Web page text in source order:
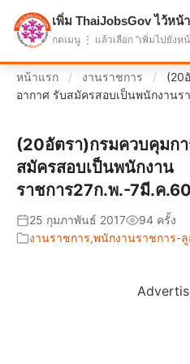
แบ่งปันโอกาส เพื่ออนาคตที่ก้
หน้าแรก / งานราชการ /
(20
อากาศ รับสมัครสอบเป็นพนักงานร
(20อัตรา)กรมควบคุมก
สมัครสอบเป็นพนักงาน
ราชการ27ก.พ.-7มี.ค.60
25 กุมภาพันธ์ 2017
94 ครั้ง
งานราชการ,พนักงานราชการ-ลู
เพิ่ม ThaiJobsGov ไว้หน้
กดเมนู ⋮ แล้วเลือก "เพิ่มไปยังห